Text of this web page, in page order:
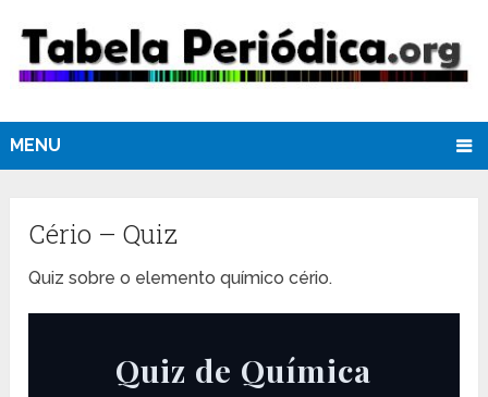
MENU
Cério – Quiz
Quiz sobre o elemento químico cério.
Quiz de Química